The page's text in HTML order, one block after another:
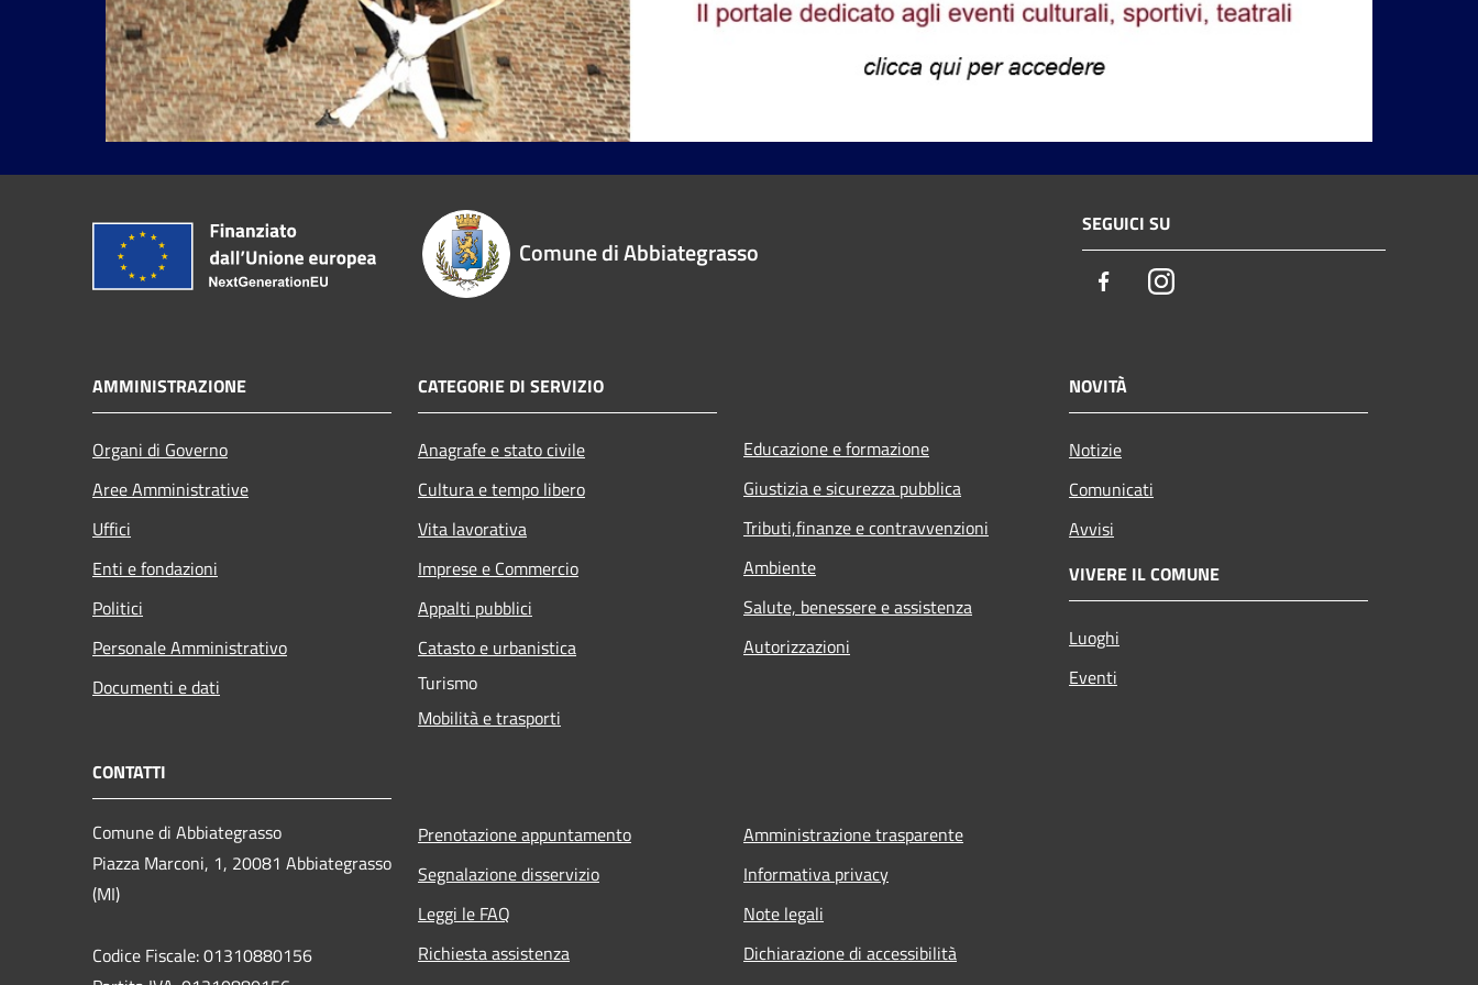
Comune di Abbiategrasso
SEGUICI SU
FacebookInstagram
AMMINISTRAZIONE
Organi di Governo
Aree Amministrative
Uffici
Enti e fondazioni
Politici
Personale Amministrativo
Documenti e dati
CATEGORIE DI SERVIZIO
Anagrafe e stato civile
Cultura e tempo libero
Vita lavorativa
Imprese e Commercio
Appalti pubblici
Catasto e urbanistica
Turismo
Mobilità e trasporti
Educazione e formazione
Giustizia e sicurezza pubblica
Tributi,finanze e contravvenzioni
Ambiente
Salute, benessere e assistenza
Autorizzazioni
NOVITÀ
Notizie
Comunicati
Avvisi
VIVERE IL COMUNE
Luoghi
Eventi
CONTATTI
Comune di Abbiategrasso
Piazza Marconi, 1, 20081 Abbiategrasso
(MI)
Codice Fiscale: 01310880156
Prenotazione appuntamento
Segnalazione disservizio
Leggi le FAQ
Richiesta assistenza
Amministrazione trasparente
Informativa privacy
Note legali
Dichiarazione di accessibilità